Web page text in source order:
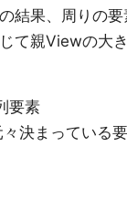
結果、周りの
て親Viewの大
要素
決まっている